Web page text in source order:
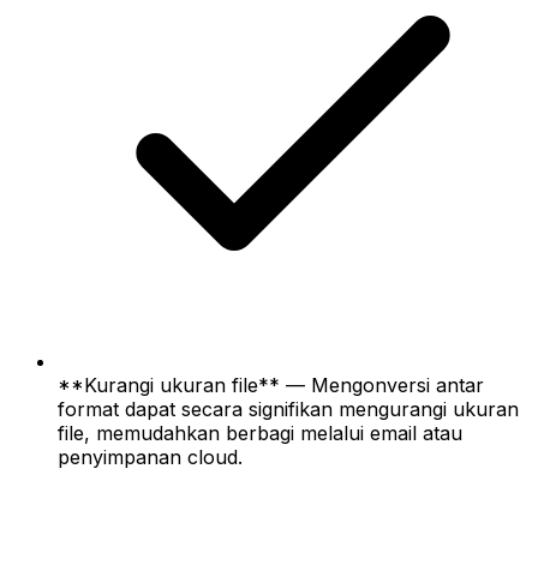
**Kurangi ukuran file** — Mengonversi antar
format dapat secara signifikan mengurangi ukuran
file, memudahkan berbagi melalui email atau
penyimpanan cloud.